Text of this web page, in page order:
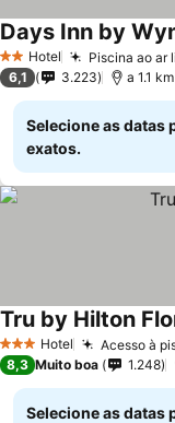
2 Estrelas
Hotel Piscina ao ar
Days Inn by
6,1 3.223 a 1.1
Selecione as datas
exatos.
3 EstrelasHotel Acesso à
Tru by Hilton
8,3 Muito boa 1.248
Selecione as datas